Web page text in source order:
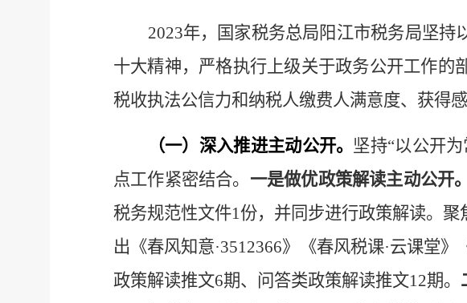
2023年，国家税务总局阳江市税务局坚持
十大精神，严格执行上级关于政务公开工作的
税收执法公信力和纳税人缴费人满意度、获得感
（一） 深入推进主动公开。 坚持“以公开
点工作紧密结合。 一是做优政策解读主动公开。
税务规范性文件1份，并同步进行政策解读。
出《春风知意·3512366》《春风税课·云课堂
政策解读推文6期、问答类政策解读推文12期。